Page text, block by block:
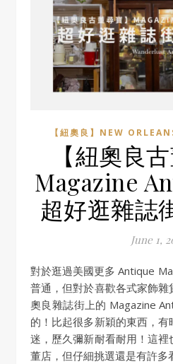
【紐奧良】NEW
【紐奧良
Magazine
超好逛雜誌
June 1,
對於逛過美國更多 Antique Mall 的人來說，這間可能很
普通，但對於喜歡各式家飾
奧良雜誌街上的 Magazine
的！比起很多新穎的東西，
迷，歷久彌新耐看耐用！這
董店，但仔細挑選還是有許多